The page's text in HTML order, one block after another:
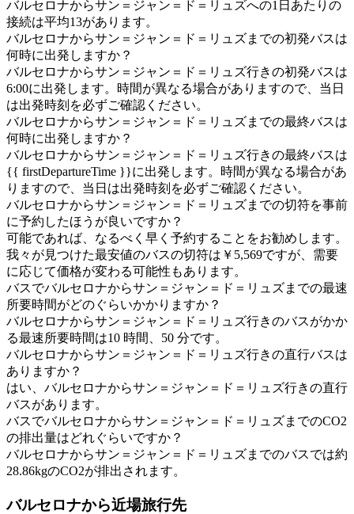
バルセロナからサン＝ジャン＝ド＝リュズへの1日あたりの
接続は平均13があります。
バルセロナからサン＝ジャン＝ド＝リュズまでの初発バスは
何時に出発しますか？
バルセロナからサン＝ジャン＝ド＝リュズ行きの初発バスは
6:00に出発します。時間が異なる場合がありますので、当日
は出発時刻を必ずご確認ください。
バルセロナからサン＝ジャン＝ド＝リュズまでの最終バスは
何時に出発しますか？
バルセロナからサン＝ジャン＝ド＝リュズ行きの最終バスは
{{ firstDepartureTime }}に出発します。時間が異なる場合があ
りますので、当日は出発時刻を必ずご確認ください。
バルセロナからサン＝ジャン＝ド＝リュズまでの切符を事前
に予約したほうが良いですか？
可能であれば、なるべく早く予約することをお勧めします。
我々が見つけた最安値のバスの切符は￥5,569ですが、需要
に応じて価格が変わる可能性もあります。
バスでバルセロナからサン＝ジャン＝ド＝リュズまでの最速
所要時間がどのぐらいかかりますか？
バルセロナからサン＝ジャン＝ド＝リュズ行きのバスがかか
る最速所要時間は10 時間、50 分です。
バルセロナからサン＝ジャン＝ド＝リュズ行きの直行バスは
ありますか？
はい、バルセロナからサン＝ジャン＝ド＝リュズ行きの直行
バスがあります。
バスでバルセロナからサン＝ジャン＝ド＝リュズまでのCO2
の排出量はどれぐらいですか？
バルセロナからサン＝ジャン＝ド＝リュズまでのバスでは約
28.86kgのCO2が排出されます。
バルセロナから近場旅行先